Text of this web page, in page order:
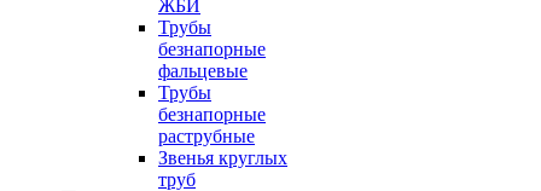
ЖБИ
Трубы
безнапорные
фальцевые
Трубы
безнапорные
раструбные
Звенья круглых
труб